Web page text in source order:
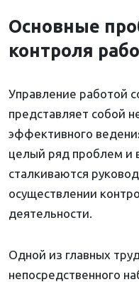
Основные
контроля
Управление работой
представляет собой
эффективного
целый ряд проблем и
сталкиваются
осуществлении
деятельности.
Одной из главных
непосредственного